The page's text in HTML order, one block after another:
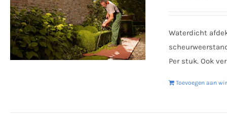
Waterdicht
Per stuk. Ook
Toevoegen aan